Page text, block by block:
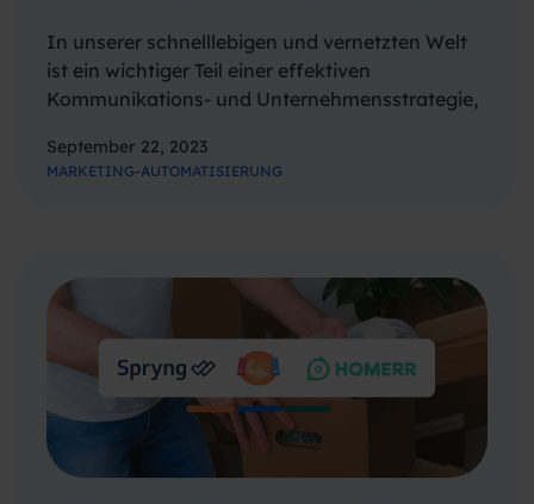
In unserer schnelllebigen und vernetzten Welt
ist ein wichtiger Teil einer effektiven
Kommunikations- und Unternehmensstrategie,
besser zu verstehen. Um Licht ins Dunkel dieses
September 22, 2023
MARKETING-AUTOMATISIERUNG